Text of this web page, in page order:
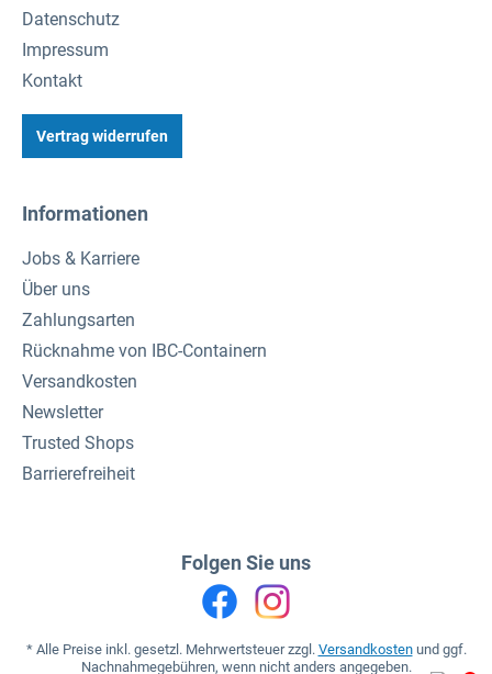
Datenschutz
Impressum
Kontakt
Vertrag widerrufen
Informationen
Jobs & Karriere
Über uns
Zahlungsarten
Rücknahme von IBC-Containern
Versandkosten
Newsletter
Trusted Shops
Barrierefreiheit
Folgen Sie uns
* Alle Preise inkl. gesetzl. Mehrwertsteuer zzgl. Versandkostenund ggf.
Nachnahmegebühren, wenn nicht anders angegeben.